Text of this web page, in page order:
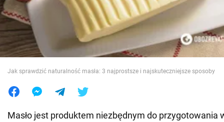
Wojna na Ukrainie
Świat
Jedzenie
Jak sprawdzić naturalność masła: 3 najprostsze i najskuteczniejsze sposoby
Masło jest produktem niezbędnym do przygotowania